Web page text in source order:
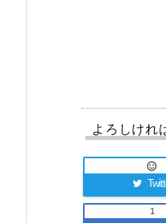
よろしけれ

1